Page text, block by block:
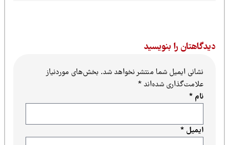
را بنویسید
نشانی ایمیل شما منتشر نخواهد شد.بخش‌های موردنیاز
علامت‌گذاری شده‌اند*
ایمیل*